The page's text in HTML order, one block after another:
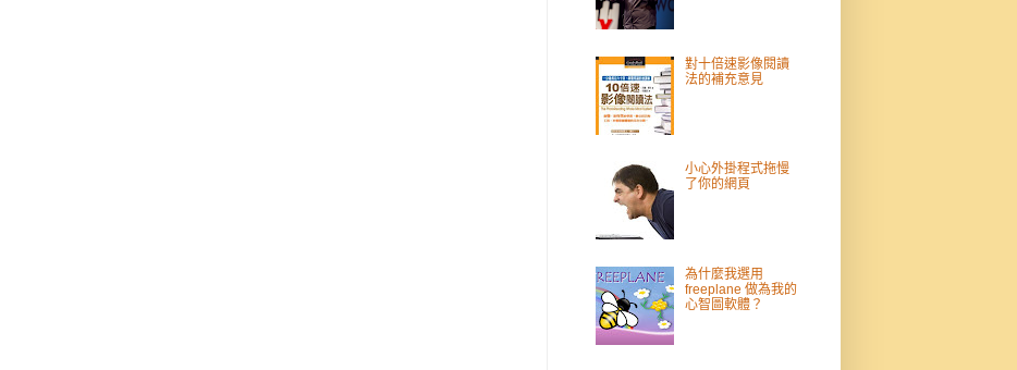
對十倍速影像閱讀
法的補充意見
小心外掛程式拖慢
了你的網頁
為什麼我選用
freeplane 做為我的
心智圖軟體？